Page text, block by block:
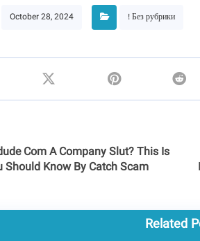
October 28, 2024 ! Без рубрики
Com A Company Slut? This Is
Should Know By Catch Scam
Related